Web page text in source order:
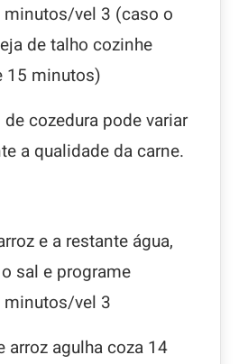
vel 3 (caso o
de talho cozinhe
15 minutos)
cozedura pode variar
a qualidade da carne.
e a restante água,
sal e programe
vel 3
arroz agulha coza 14